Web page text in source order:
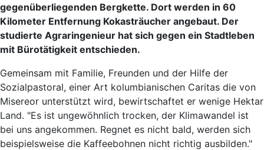
gegenüberliegenden Bergkette. Dort werden in 60
Kilometer Entfernung Kokasträucher angebaut. Der
studierte Agraringenieur hat sich gegen ein Stadtleben
mit Bürotätigkeit entschieden.
Gemeinsam mit Familie, Freunden und der Hilfe der
Sozialpastoral, einer Art kolumbianischen Caritas die von
Misereor unterstützt wird, bewirtschaftet er wenige Hektar
Land. "Es ist ungewöhnlich trocken, der Klimawandel ist
bei uns angekommen. Regnet es nicht bald, werden sich
beispielsweise die Kaffeebohnen nicht richtig ausbilden."